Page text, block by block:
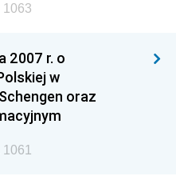
1063
2007 r. o
w
oraz